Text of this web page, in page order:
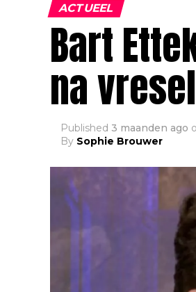
ACTUEEL
Bart
na
Published 3 maanden ago
By Sophie Brouwer